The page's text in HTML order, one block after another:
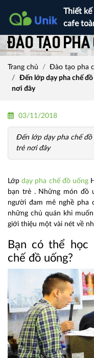
Thiết
cafe
Đào tạo pha
Trang chủ
Đào tạo pha
Đến lớp dạy pha chế
nơi đây
03/11/2018
Đến lớp dạy pha chế
trẻ nơi đây
Lớp dạy pha chế đồ uống
bạn trẻ . Những món đồ
người đam mê nghề pha
những chủ quán khi
giới thiệu một vài nét về
Bạn có thể học
chế đồ uống?